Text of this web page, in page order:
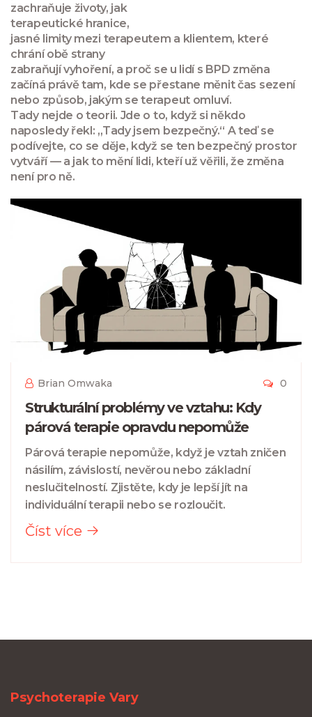
zachraňuje životy, jak
terapeutické hranice,
jasné limity mezi terapeutem a klientem, které
chrání obě strany
zabraňují vyhoření, a proč se u lidí s BPD změna
začíná právě tam, kde se přestane měnit čas sezení
nebo způsob, jakým se terapeut omluví.
Tady nejde o teorii. Jde o to, když si někdo
naposledy řekl: „Tady jsem bezpečný.“ A teď se
podívejte, co se děje, když se ten bezpečný prostor
vytváří — a jak to mění lidi, kteří už věřili, že změna
není pro ně.
Brian Omwaka 0
Strukturální problémy ve vztahu: Kdy
párová terapie opravdu nepomůže
Párová terapie nepomůže, když je vztah zničen
násilím, závislostí, nevěrou nebo základní
neslučitelností. Zjistěte, kdy je lepší jít na
individuální terapii nebo se rozloučit.
Číst více
Psychoterapie Vary